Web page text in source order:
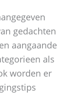
gedachten
aangaande
als
worden er